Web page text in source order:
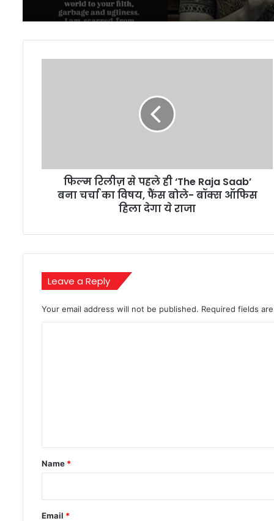
‘रील्स देखकर डिजिटल
जरूरत पड़ गई’
बना
हिला
देगा
राजा
फिल्म रिलीज़ से पहले ही ‘The Raja Saab’
बना चर्चा का विषय, फैंस बोले- बॉक्स ऑफिस
हिला देगा ये राजा
Leave a Reply
Your email address will not be published. Required fields
*
Name *
Email *